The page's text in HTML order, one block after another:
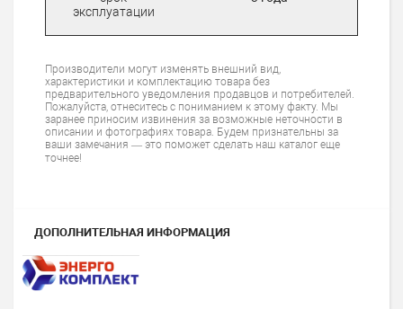
эксплуатации
Производители могут изменять внешний вид,
характеристики и комплектацию товара без
предварительного уведомления продавцов и потребителей.
Пожалуйста, отнеситесь с пониманием к этому факту. Мы
заранее приносим извинения за возможные неточности в
описании и фотографиях товара. Будем признательны за
ваши замечания — это поможет сделать наш каталог еще
точнее!
ДОПОЛНИТЕЛЬНАЯ ИНФОРМАЦИЯ